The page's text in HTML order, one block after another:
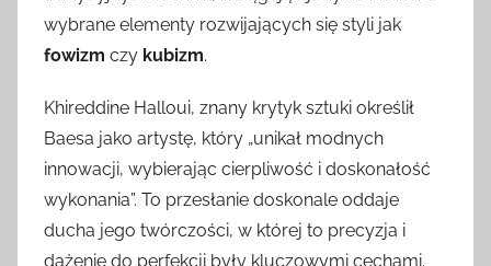
wybrane elementy rozwijających się styli jak
fowizm czy kubizm.
Khireddine Halloui, znany krytyk sztuki określił
Baesa jako artystę, który „unikał modnych
innowacji, wybierając cierpliwość i doskonałość
wykonania”. To przesłanie doskonale oddaje
ducha jego twórczości, w której to precyzja i
dążenie do perfekcji były kluczowymi cechami.